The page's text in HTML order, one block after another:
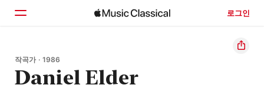
로그인
홈
둘러보기
작곡가 · 1986
Daniel Elder